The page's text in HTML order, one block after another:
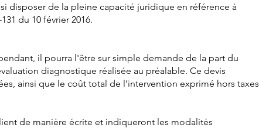
disposer de la pleine capacité juridique en référence à
du 10 février 2016.
il pourra l'être sur simple demande de la part du
diagnostique réalisée au préalable. Ce devis
ainsi que le coût total de l’intervention exprimé hors taxes
de manière écrite et indiqueront les modalités